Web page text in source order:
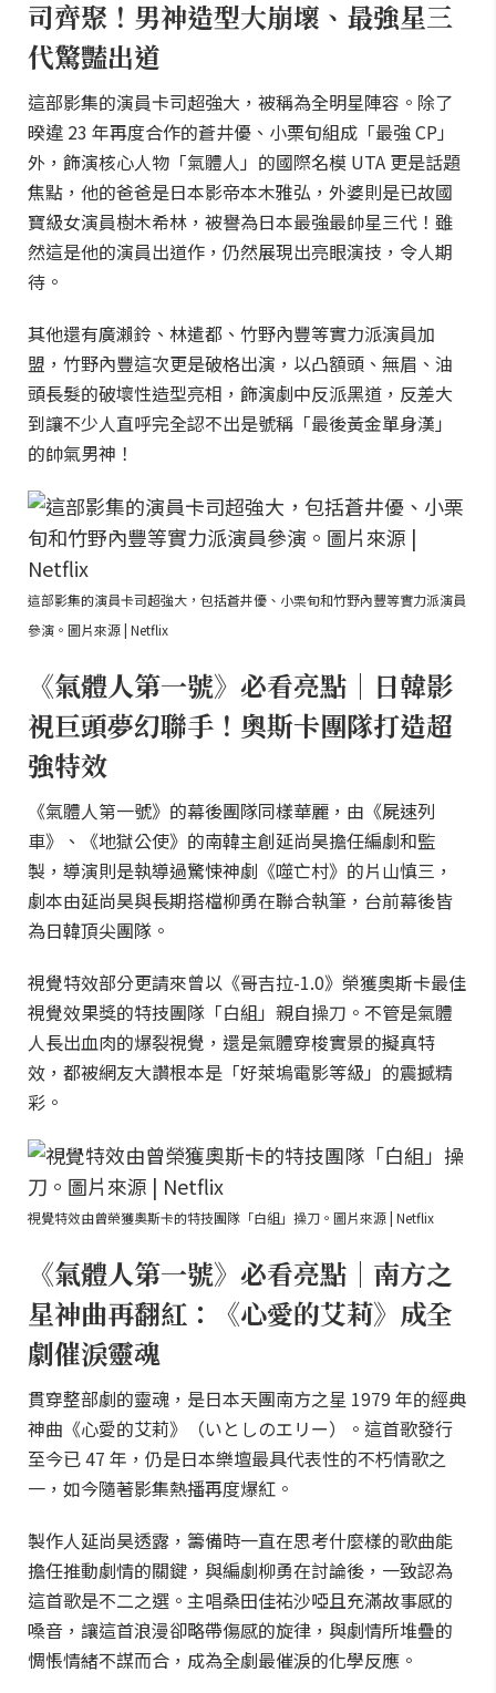
司齊聚！男神造型大崩壞、最強星三
代驚豔出道
這部影集的演員卡司超強大，被稱為全明星陣容。除了
暌違 23 年再度合作的蒼井優、小栗旬組成「最強 CP」
外，飾演核心人物「氣體人」的國際名模 UTA 更是話題
焦點，他的爸爸是日本影帝本木雅弘，外婆則是已故國
寶級女演員樹木希林，被譽為日本最強最帥星三代！雖
然這是他的演員出道作，仍然展現出亮眼演技，令人期
待。
其他還有廣瀨鈴、林遣都、竹野內豐等實力派演員加
盟，竹野內豐這次更是破格出演，以凸額頭、無眉、油
頭長髮的破壞性造型亮相，飾演劇中反派黑道，反差大
到讓不少人直呼完全認不出是號稱「最後黃金單身漢」
的帥氣男神！
這部影集的演員卡司超強大，包括蒼井優、小栗旬和竹野內豐等實力派演員
參演。圖片來源 | Netflix
《氣體人第一號》必看亮點｜日韓影
視巨頭夢幻聯手！奧斯卡團隊打造超
強特效
《氣體人第一號》的幕後團隊同樣華麗，由《屍速列
車》、《地獄公使》的南韓主創延尚昊擔任編劇和監
製，導演則是執導過驚悚神劇《噬亡村》的片山慎三，
劇本由延尚昊與長期搭檔柳勇在聯合執筆，台前幕後皆
為日韓頂尖團隊。
視覺特效部分更請來曾以《哥吉拉-1.0》榮獲奧斯卡最佳
視覺效果獎的特技團隊「白組」親自操刀。不管是氣體
人長出血肉的爆裂視覺，還是氣體穿梭實景的擬真特
效，都被網友大讚根本是「好萊塢電影等級」的震撼精
彩。
視覺特效由曾榮獲奧斯卡的特技團隊「白組」操刀。圖片來源 | Netflix
《氣體人第一號》必看亮點｜南方之
星神曲再翻紅：《心愛的艾莉》成全
劇催淚靈魂
貫穿整部劇的靈魂，是日本天團南方之星 1979 年的經典
神曲《心愛的艾莉》（いとしのエリー）。這首歌發行
至今已 47 年，仍是日本樂壇最具代表性的不朽情歌之
一，如今隨著影集熱播再度爆紅。
製作人延尚昊透露，籌備時一直在思考什麼樣的歌曲能
擔任推動劇情的關鍵，與編劇柳勇在討論後，一致認為
這首歌是不二之選。主唱桑田佳祐沙啞且充滿故事感的
嗓音，讓這首浪漫卻略帶傷感的旋律，與劇情所堆疊的
惆悵情緒不謀而合，成為全劇最催淚的化學反應。